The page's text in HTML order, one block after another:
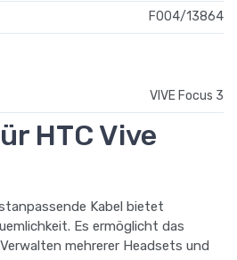
F004/13864
VIVE Focus 3
HTC Vive
Kabel bietet
Es ermöglicht das
mehrerer Headsets und